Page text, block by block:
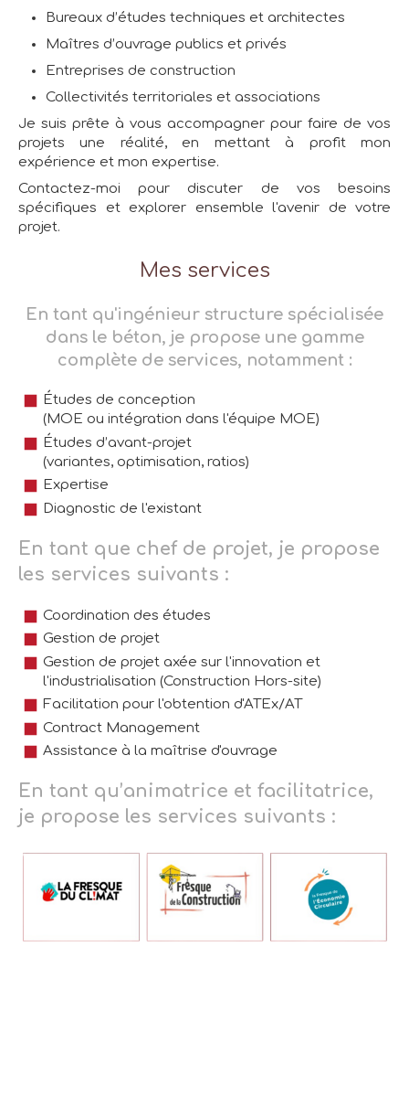
Bureaux d’études techniques et architectes
Maîtres d’ouvrage publics et privés
Entreprises de construction
Collectivités territoriales et associations
Je suis prête à vous accompagner pour faire de vos
projets une réalité, en mettant à profit mon
expérience et mon expertise.
Contactez-moi pour discuter de vos besoins
spécifiques et explorer ensemble l'avenir de votre
projet.
Mes services
En tant qu'ingénieur structure spécialisée
dans le béton, je propose une gamme
complète de services, notamment :
Études de conception
(MOE ou intégration dans l'équipe MOE)
Études d’avant-projet
(variantes, optimisation, ratios)
Expertise
Diagnostic de l'existant
En tant que chef de projet, je propose
les services suivants :
Coordination des études
Gestion de projet
Gestion de projet axée sur l'innovation et
l'industrialisation (Construction Hors-site)
Facilitation pour l'obtention d'ATEx/AT
Contract Management
Assistance à la maîtrise d'ouvrage
En tant qu’animatrice et facilitatrice,
je propose les services suivants :